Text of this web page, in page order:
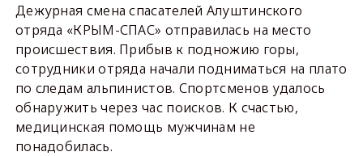
Дежурная смена спасателей Алуштинского
отряда «КРЫМ-СПАС» отправилась на место
происшествия. Прибыв к подножию горы,
сотрудники отряда начали подниматься на плато
по следам альпинистов. Спортсменов удалось
обнаружить через час поисков. К счастью,
медицинская помощь мужчинам не
понадобилась.